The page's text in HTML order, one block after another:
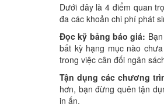
Dưới đây là 4 điểm quan
đa các khoản chi phí phát
Đọc kỹ bảng báo giá:
bất kỳ hạng mục nào
trong việc cân đối ngân
Tận dụng các chương
hơn, bạn đừng quên tận
in ấn.